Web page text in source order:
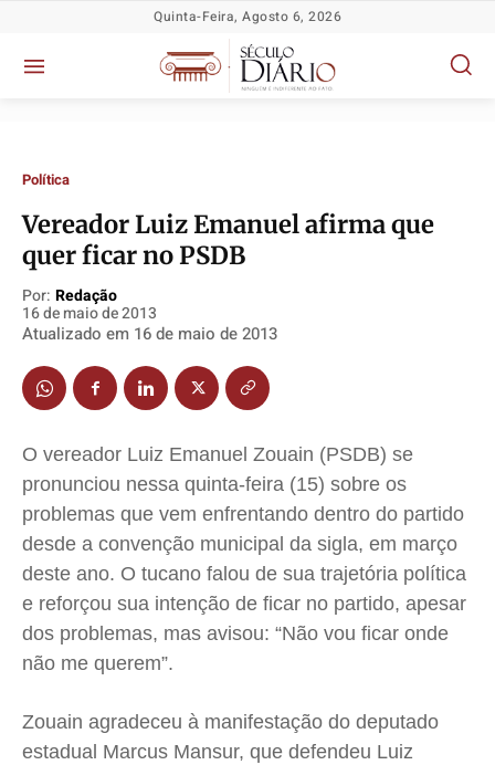
Política
Socioeconômicas
TV Século
Justiça
Educação
Segurança
Direitos
Economia
Cultura
Colunas
Caetano Roque
Jr Mignone (in memorian)
Política
Socioeconômicas
TV Século
Justiça
Educação
Segurança
Direitos
Economia
Cultura
Colunas
Caetano Roque
Jr Mignone (in memorian)
Política
Socioeconômicas
TV Século
Justiça
Educação
Segurança
Direitos
Economia
Cultura
Colunas
Caetano Roque
Jr Mignone (in memorian)
Política
Socioeconômicas
TV Século
Justiça
Educação
Segurança
Direitos
Economia
Cultura
Colunas
Caetano Roque
Jr Mignone (in memorian)
Quinta-Feira, Agosto 6, 2026
Política
Vereador Luiz Emanuel afirma que
quer ficar no PSDB
Por: Redação
16 de maio de 2013
Atualizado em 16 de maio de 2013
O vereador Luiz Emanuel Zouain (PSDB) se
pronunciou nessa quinta-feira (15) sobre os
problemas que vem enfrentando dentro do partido
desde a convenção municipal da sigla, em março
deste ano. O tucano falou de sua trajetória política
e reforçou sua intenção de ficar no partido, apesar
dos problemas, mas avisou: “Não vou ficar onde
não me querem”.
Zouain agradeceu à manifestação do deputado
estadual Marcus Mansur, que defendeu Luiz